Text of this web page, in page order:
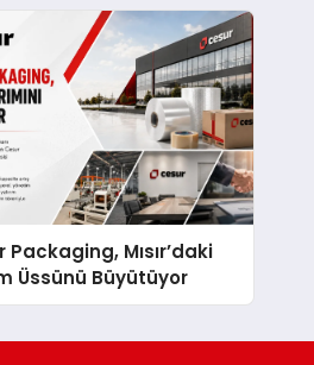
Packaging, Mısır’daki
Üssünü Büyütüyor